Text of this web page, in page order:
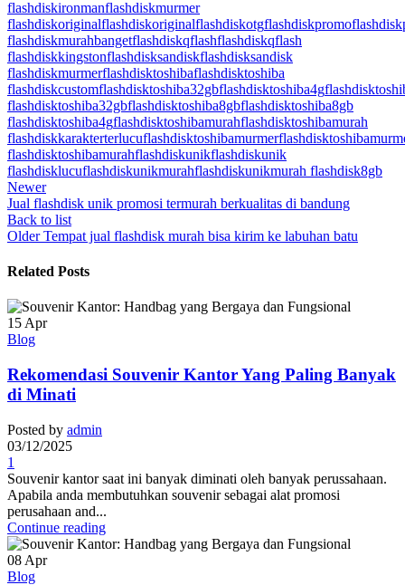
flashdiskironmanflashdiskmurmer
flashdiskoriginalflashdiskoriginalflashdiskotgflashdiskpromo
flashdiskmurahbangetflashdiskqflashflashdiskqflash
flashdiskkingstonflashdisksandiskflashdisksandisk
flashdiskmurmerflashdisktoshibaflashdisktoshiba
flashdiskcustomflashdisktoshiba32gbflashdisktoshiba4g
flashdisktoshiba32gbflashdisktoshiba8gbflashdisktoshiba8gb
flashdisktoshiba4gflashdisktoshibamurahflashdisktoshibamurah
flashdiskkarakterterlucuflashdisktoshibamurmer
flashdisktoshibamurahflashdiskunikflashdiskunik
flashdisklucuflashdiskunikmurahflashdiskunikmurah flashdisk8gb
Newer
Jual flashdisk unik promosi termurah berkualitas di bandung
Back to list
Older Tempat jual flashdisk murah bisa kirim ke labuhan batu
Related Posts
15Apr
Blog
Rekomendasi Souvenir Kantor Yang Paling Banyak
di Minati
Posted by admin
03/12/2025
1
Souvenir kantor saat ini banyak diminati oleh banyak perussahaan.
Apabila anda membutuhkan souvenir sebagai alat promosi
perusahaan and...
Continue reading
08 Apr
Blog